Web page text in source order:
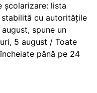
școlarizare: lista
cu autoritățile
spune un
5 august / Toate
până pe 24